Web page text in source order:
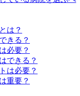
は？
きる？
必要？
できる？
は必要？
重要？